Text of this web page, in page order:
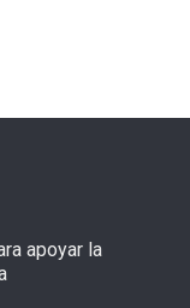
apoyar la